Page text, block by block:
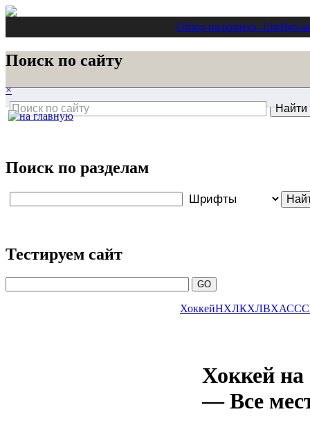
Обзор интернета- LiteВеб-
Поиск по сайту
×
Поиск по разделам
Тестируем сайт
ХоккейНХЛКХЛВХА
Хоккей
— Все